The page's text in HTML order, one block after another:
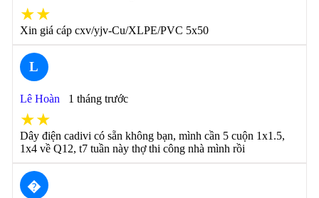
★★
Xin giá cáp cxv/yjv-Cu/XLPE/PVC 5x50
L
Lê Hoàn 1 tháng trước
★★
Dây điện cadivi có sẵn không bạn, mình cần 5 cuộn 1x1.5,
1x4 về Q12, t7 tuần này thợ thi công nhà mình rồi
�